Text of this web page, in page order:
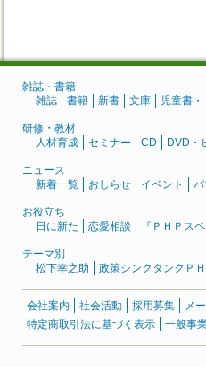
雑誌・書籍
雑誌
書籍 新書 文庫 児童書・
研修・教材
人材育成
セミナー CD DVD・
ニュース
新着一覧
おしらせ イベント パ
お役立ち
日に新た
恋愛相談 『ＰＨＰス
テーマ別
松下幸之助
政策シンクタンクＰ
会社案内 社会活動 採用募集 メ
特定商取引法に基づく表示
一般事